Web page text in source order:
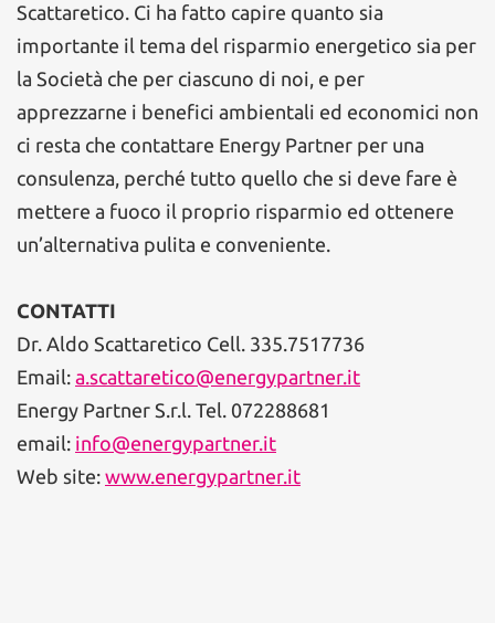
Scattaretico. Ci ha fatto capire quanto sia
importante il tema del risparmio energetico sia per
la Società che per ciascuno di noi, e per
apprezzarne i benefici ambientali ed economici non
ci resta che contattare Energy Partner per una
consulenza, perché tutto quello che si deve fare è
mettere a fuoco il proprio risparmio ed ottenere
un’alternativa pulita e conveniente.
CONTATTI
Dr. Aldo Scattaretico Cell. 335.7517736
Email: a.scattaretico@energypartner.it
Energy Partner S.r.l. Tel. 072288681
email: info@energypartner.it
Web site: www.energypartner.it